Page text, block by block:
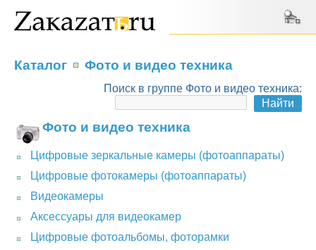
Каталог Фото и видео техника
Поиск в группе Фото и видео техника:
Фото и видео техника
Цифровые зеркальные камеры (фотоаппараты)
Цифровые фотокамеры (фотоаппараты)
Видеокамеры
Аксессуары для видеокамер
Цифровые фотоальбомы, фоторамки